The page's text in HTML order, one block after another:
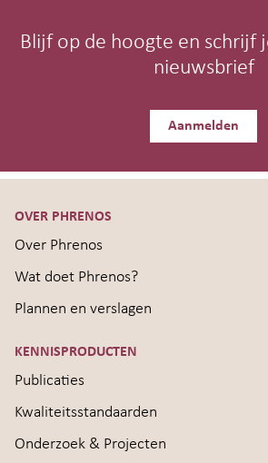
Blijf op de hoogte en schrijf
nieuwsbrief
Aanmelden
OVER PHRENOS
Over Phrenos
Wat doet Phrenos?
Plannen en verslagen
KENNISPRODUCTEN
Publicaties
Kwaliteitsstandaarden
Onderzoek & Projecten